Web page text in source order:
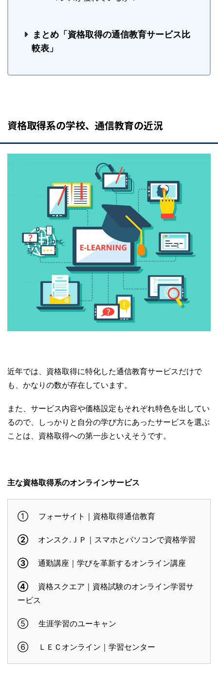
まとめ「資格取得の通信教育サービス比
較表」
資格取得系の学校、通信教育の近況
近年では、資格取得に特化した通信教育サービスだけで
も、かなりの数が存在しています。
また、サービス内容や価格設定もそれぞれ特色を出してい
るので、しっかりと自分の学び方にあったサービスを選ぶ
ことは、資格取得への第一歩といえそうです。
主な資格取得系のオンラインサービス
① フォーサイト｜資格取得通信教育
② オンスク.ＪＰ｜スマホとパソコンで資格学習
③ 通勤講座｜学びを革新するオンライン講座
④ 資格スクエア｜資格試験のオンライン学習サ
ービス
⑤ 生涯学習のユーキャン
⑥ ＬＥＣオンライン｜学習センター